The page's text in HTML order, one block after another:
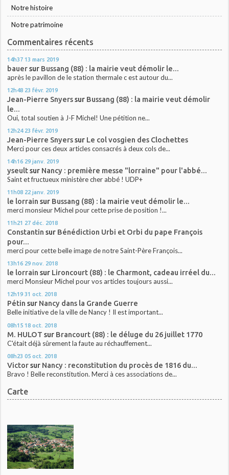
Notre histoire
Notre patrimoine
Commentaires récents
14h37 13 mars 2019
bauersur Bussang (88) : la mairie veut démolir le...
après le pavillon de le station thermale c est autour du...
12h48 23 févr. 2019
Jean-Pierre Snyerssur Bussang (88) : la mairie veut démolir
le...
Oui, total soutien à J-F Michel! Une pétition ne...
12h24 23 févr. 2019
Jean-Pierre Snyerssur Le col vosgien des Clochettes
Merci pour ces deux articles consacrés à deux cols de...
14h16 29 janv. 2019
yseultsur Nancy : première messe "lorraine" pour l'abbé...
Saint et fructueux ministère cher abbé ! UDP+
11h08 22 janv. 2019
le lorrain sur Bussang (88) : la mairie veut démolir le...
merci monsieur Michel pour cette prise de position !...
11h21 27 déc. 2018
Constantin sur Bénédiction Urbi et Orbi du pape François
pour...
merci pour cette belle image de notre Saint-Père François...
13h16 29 nov. 2018
le lorrain sur Lironcourt (88) : le Charmont, cadeau irréel du...
merci Monsieur Michel pour vos articles toujours aussi...
12h19 31 oct. 2018
Pétin sur Nancy dans la Grande Guerre
Belle initiative de la ville de Nancy ! Il est important...
08h15 18 oct. 2018
M. HULOT sur Brancourt (88) : le déluge du 26 juillet 1770
C'était déjà sûrement la faute au réchauffement...
08h23 05 oct. 2018
Victorsur Nancy : reconstitution du procès de 1816 du...
Bravo ! Belle reconstitution. Merci à ces associations de...
Carte